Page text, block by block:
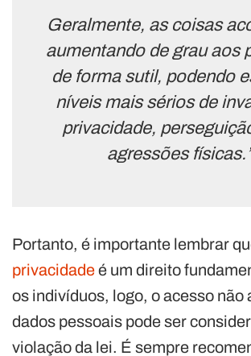
Geralmente, as coisas
aumentando de grau aos
de forma sutil, podendo
níveis mais sérios de
privacidade,
agressões
Portanto, é importante lembrar
privacidadeé um direito
os indivíduos, logo, o acesso não
dados pessoais pode ser
violação da lei. É sempre